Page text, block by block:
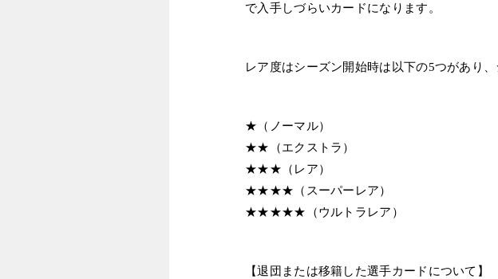
で入手しづらいカードになります。
レア度はシーズン開始時は以下の5つがあり
★（ノーマル）
★★（エクストラ）
★★★（レア）
★★★★（スーパーレア）
★★★★★（ウルトラレア）
【退団または移籍した選手カードについて】